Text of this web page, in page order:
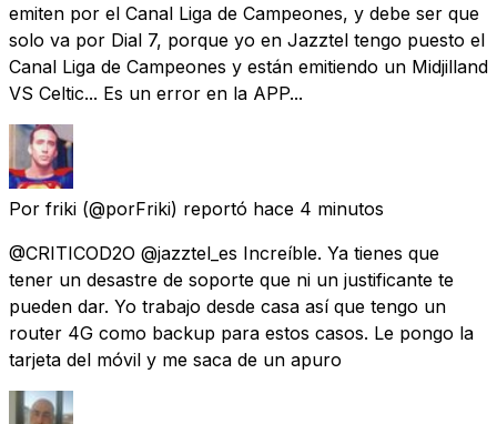
emiten por el Canal Liga de Campeones, y debe ser que
solo va por Dial 7, porque yo en Jazztel tengo puesto el
Canal Liga de Campeones y están emitiendo un Midjilland
VS Celtic... Es un error en la APP...
Por friki (@porFriki) reportó hace 4 minutos
@CRITICOD2O @jazztel_es Increíble. Ya tienes que
tener un desastre de soporte que ni un justificante te
pueden dar. Yo trabajo desde casa así que tengo un
router 4G como backup para estos casos. Le pongo la
tarjeta del móvil y me saca de un apuro